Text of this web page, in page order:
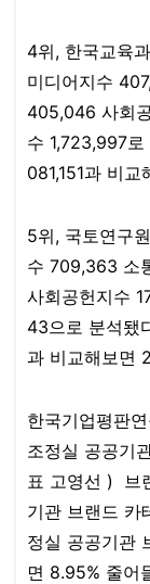
4위, 한국교육
미디어지수
405,046 사회
수 1,723,997
081,151과 비교
5위, 국토연구
수 709,363 소
사회공헌지수
43으로 분석됐
과 비교해보면
한국기업평판
조정실 공공기
표 고영선 ) ​​​ 브
기관 브랜드 카
정실 공공기관
면 8.95% 줄어